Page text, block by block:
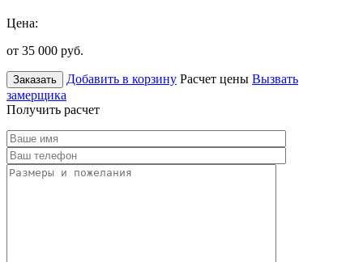
Цена:
от 35 000 руб.
Заказать Добавить в корзину Расчет цены Вызвать
замерщика
Получить расчет